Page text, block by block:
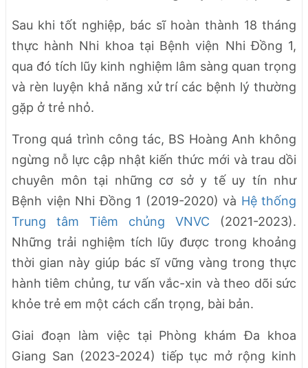
Sau khi tốt nghiệp, bác sĩ hoàn thành 18 tháng
thực hành Nhi khoa tại Bệnh viện Nhi Đồng 1,
qua đó tích lũy kinh nghiệm lâm sàng quan trọng
và rèn luyện khả năng xử trí các bệnh lý thường
gặp ở trẻ nhỏ.
Trong quá trình công tác, BS Hoàng Anh không
ngừng nỗ lực cập nhật kiến thức mới và trau dồi
chuyên môn tại những cơ sở y tế uy tín như
Bệnh viện Nhi Đồng 1 (2019-2020) và Hệ thống
Trung tâm Tiêm chủng VNVC (2021-2023).
Những trải nghiệm tích lũy được trong khoảng
thời gian này giúp bác sĩ vững vàng trong thực
hành tiêm chủng, tư vấn vắc-xin và theo dõi sức
khỏe trẻ em một cách cẩn trọng, bài bản.
Giai đoạn làm việc tại Phòng khám Đa khoa
Giang San (2023-2024) tiếp tục mở rộng kinh